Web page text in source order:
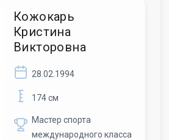
Кожокарь
Кристина
Викторовна
28.02.1994
174 см
Мастер спорта
международного класса